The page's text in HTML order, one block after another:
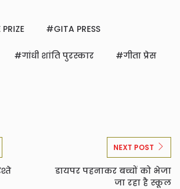
GITA PRESS
गांधी शांति पुरस्कार गीता प्रेस
NEXT POST
डायपर पहनाकर बच्चों को भेजा
जा रहा है स्कूल